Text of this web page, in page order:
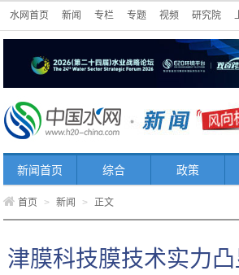
水网首页 新闻 专栏 专题 视频 研究院
新闻首页 综合 政策
首页 > 新闻 > 正文
津膜科技膜技术实力